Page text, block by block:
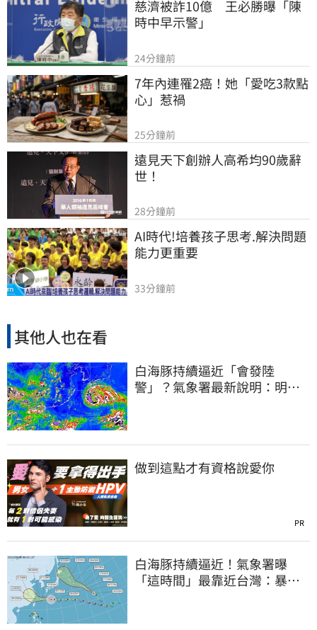
慈濟被詐10億　王必勝曝「陳
時中早示警」
24分鐘前
7年內連罹2癌！她「愛吃3款點
心」惹禍
25分鐘前
遠見天下創辦人高希均90歲辭
世！
28分鐘前
AI時代!培養孩子思考.解決問題
能力更重要
33分鐘前
其他人也在看
白海豚持續逼近「會發陸
警」？氣象署最新說明：明天
做到這點才有資格說愛你
PR
白海豚持續逼近！氣象署曝
「這時間」最靠近台灣：暴風